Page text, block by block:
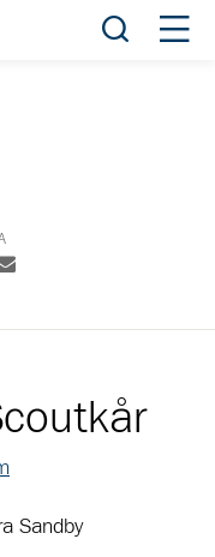
Öppna
Linkedin
med E-post
Sandby